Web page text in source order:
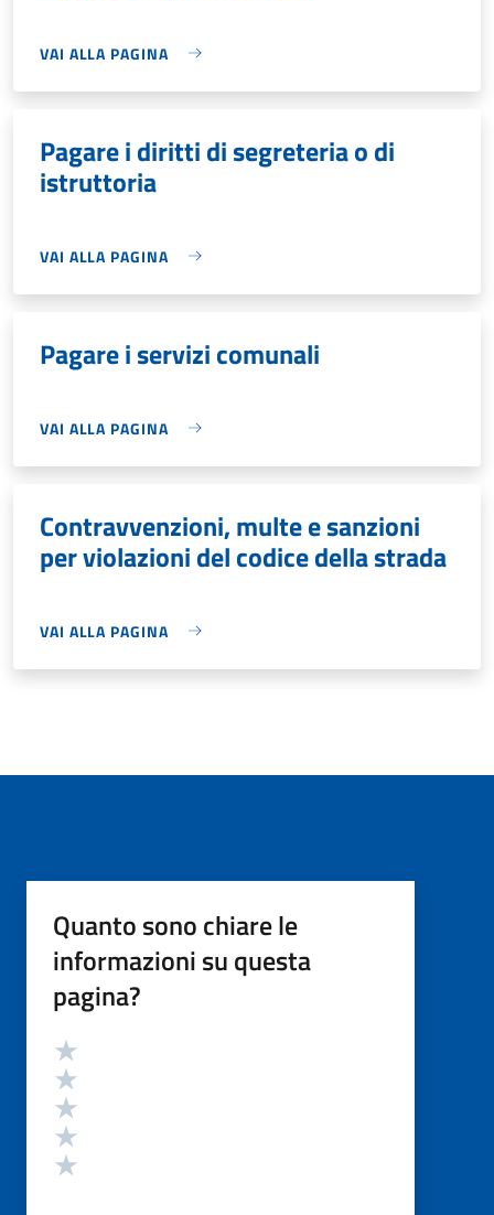
VAI ALLA PAGINA
Pagare i diritti di segreteria o di
istruttoria
VAI ALLA PAGINA
Pagare i servizi comunali
VAI ALLA PAGINA
Contravvenzioni, multe e sanzioni
per violazioni del codice della strada
VAI ALLA PAGINA
Quanto sono chiare le
informazioni su questa
pagina?
Valutazione